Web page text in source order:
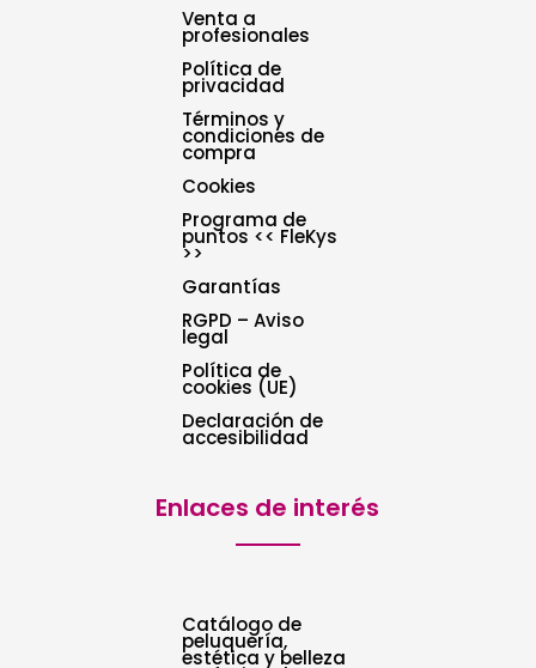
Venta a
profesionales
Política de
privacidad
Términos y
condiciones de
compra
Cookies
Programa de
puntos << FleKys
>>
Garantías
RGPD – Aviso
legal
Política de
cookies (UE)
Declaración de
accesibilidad
Enlaces de interés
Catálogo de
peluquería,
estética y belleza